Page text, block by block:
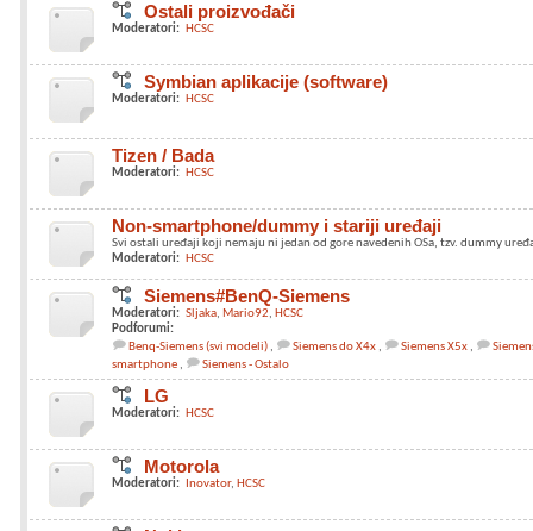
Ostali proizvođači
Moderatori: HCSC
Symbian aplikacije (software)
Moderatori: HCSC
Tizen / Bada
Moderatori: HCSC
Non-smartphone/dummy i stariji uređaji
Svi ostali uređaji koji nemaju ni jedan od gore navedenih OSa, tzv. dummy
Moderatori: HCSC
Siemens#BenQ-Siemens
Moderatori: Sljaka Mario92
HCSC
Podforumi:
Benq-Siemens (svi modeli)
Siemens do X4x Siemens X5x
smartphone
Siemens - Ostalo
LG
Moderatori: HCSC
Motorola
Moderatori: Inovator HCSC